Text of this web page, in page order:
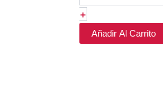
Pink
Up
cantidad
+
Añadir Al Carrito